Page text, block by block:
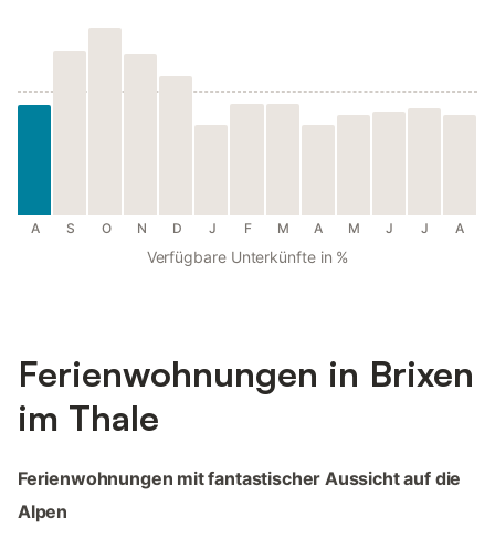
A S O N D J F M A M J J A
Verfügbare Unterkünfte in %
Ferienwohnungen in Brixen
im Thale
Ferienwohnungen mit fantastischer Aussicht auf die
Alpen